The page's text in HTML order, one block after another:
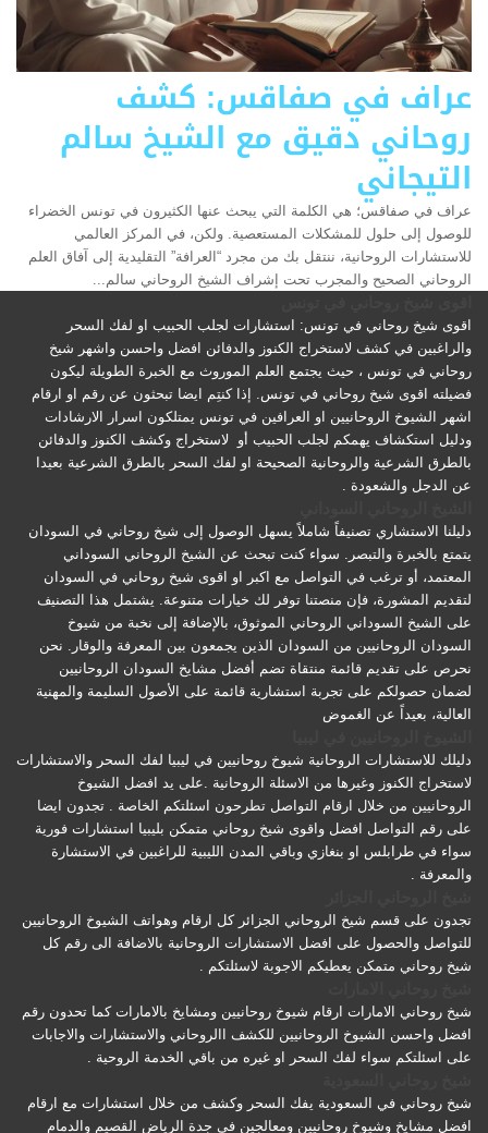
عراف في صفاقس: كشف
روحاني دقيق مع الشيخ سالم
التيجاني
عراف في صفاقس؛ هي الكلمة التي يبحث عنها الكثيرون في تونس الخضراء
للوصول إلى حلول للمشكلات المستعصية. ولكن، في المركز العالمي
للاستشارات الروحانية، ننتقل بك من مجرد “العرافة” التقليدية إلى آفاق العلم
الروحاني الصحيح والمجرب تحت إشراف الشيخ الروحاني سالم...
اقوى شيخ روحاني في تونس: استشارات لجلب الحبيب او لفك السحر
والراغبين في كشف لاستخراج الكنوز والدفائن افضل واحسن واشهر شيخ
روحاني في تونس ، حيث يجتمع العلم الموروث مع الخبرة الطويلة ليكون
فضيلته اقوى شيخ روحاني في تونس. إذا كنتِم ايضا تبحثون عن رقم او ارقام
اشهر الشيوخ الروحانيين او العرافين في تونس يمتلكون اسرار الارشادات
ودليل استكشاف يهمكم لجلب الحبيب أو لاستخراج وكشف الكنوز والدفائن
بالطرق الشرعية والروحانية الصحيحة او لفك السحر بالطرق الشرعية بعيدا
عن الدجل والشعودة .
دليلنا الاستشاري تصنيفاً شاملاً يسهل الوصول إلى شيخ روحاني في السودان
يتمتع بالخبرة والتبصر. سواء كنت تبحث عن الشيخ الروحاني السوداني
المعتمد، أو ترغب في التواصل مع اكبر او اقوى شيخ روحاني في السودان
لتقديم المشورة، فإن منصتنا توفر لك خيارات متنوعة. يشتمل هذا التصنيف
على الشيخ السوداني الروحاني الموثوق، بالإضافة إلى نخبة من شيوخ
السودان الروحانيين من السودان الذين يجمعون بين المعرفة والوقار. نحن
نحرص على تقديم قائمة منتقاة تضم أفضل مشايخ السودان الروحانيين
لضمان حصولكم على تجربة استشارية قائمة على الأصول السليمة والمهنية
العالية، بعيداً عن الغموض
دليلك للاستشارات الروحانية شيوخ روحانيين في ليبيا لفك السحر والاستشارات
لاستخراج الكنوز وغيرها من الاسئلة الروحانية .على يد افضل الشيوخ
الروحانيين من خلال ارقام التواصل تطرحون اسئلتكم الخاصة . تجدون ايضا
على رقم التواصل افضل واقوى شيخ روحاني متمكن بليبيا استشارات فورية
سواء في طرابلس او بنغازي وباقي المدن الليبية للراغبين في الاستشارة
والمعرفة .
تجدون على قسم شيخ الروحاني الجزائر كل ارقام وهواتف الشيوخ الروحانيين
للتواصل والحصول على افضل الاستشارات الروحانية بالاضافة الى رقم كل
شيخ روحاني متمكن يعطيكم الاجوبة لاسئلتكم .
شيخ روحاني الامارات ارقام شيوخ روحانيين ومشايخ بالامارات كما تحدون رقم
افضل واحسن الشيوخ الروحانيين للكشف االروحاني والاستشارات والاجابات
على اسئلتكم سواء لفك السحر او غيره من باقي الخدمة الروحية .
شيخ روحاني في السعودية يفك السحر وكشف من خلال استشارات مع ارقام
افضل مشايخ وشيوخ روحانيين ومعالجين في جدة الرياض القصيم والدمام